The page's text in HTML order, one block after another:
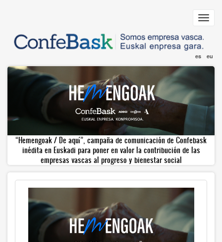
principal
es eu
“Hemengoak / De aquí”, campaña de comunicación de Confebask
inédita en Euskadi para poner en valor la contribución de las
empresas vascas al progreso y bienestar social